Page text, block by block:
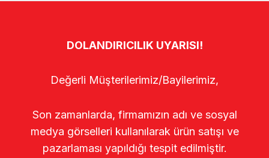
DOLANDIRICILIK UYARISI!
Değerli Müşterilerimiz/Bayilerimiz,
Son zamanlarda, firmamızın adı ve sosyal
medya görselleri kullanılarak ürün satışı ve
pazarlaması yapıldığı tespit edilmiştir.